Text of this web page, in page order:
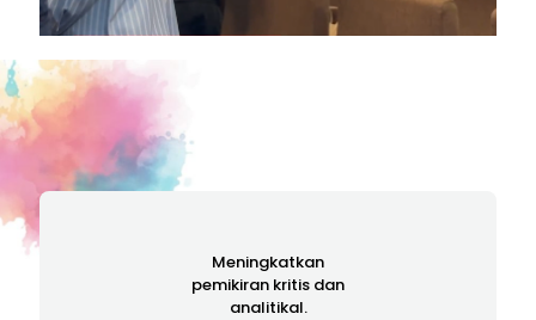
Meningkatkan
pemikiran kritis dan
analitikal.